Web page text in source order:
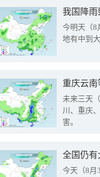
我国降雨
今明天（8
地有中到
重庆云南
未来三天
川、重庆
害。
全国仍有
今天（8月